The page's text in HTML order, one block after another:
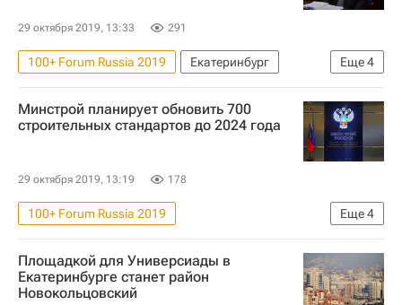
29 октября 2019, 13:33 291
Еще4
100+ Forum Russia 2019
Екатеринбург
Министерство строительства и жилищно-коммунального хозяйства РФ (Минстрой России)
Строительство
Дмитрий Волков
Минстрой планирует обновить 700
строительных стандартов до 2024 года
29 октября 2019, 13:19 178
Еще4
100+ Forum Russia 2019
Министерство строительства и жилищно-коммунального хозяйства РФ (Минстрой России)
Строительство
Дмитрий Волков (волейбол)
100+ Forum Russia
Площадкой для Универсиады в
Екатеринбурге станет район
Новокольцовский